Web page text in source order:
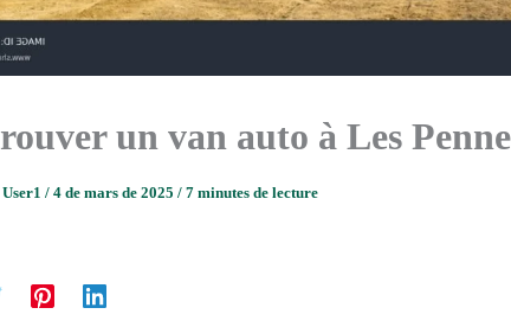
un van auto à Les
User1 / 4 de mars de 2025 / 7 minutes de lecture